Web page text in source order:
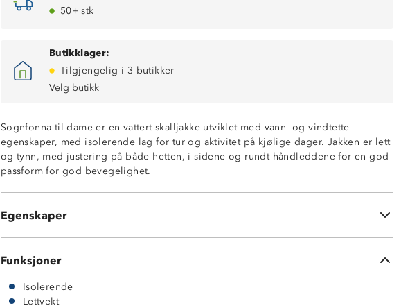
50+ stk
Butikklager:
Tilgjengelig i 3 butikker
Velg butikk
Sognfonna til dame er en vattert skalljakke utviklet med vann- og vindtette
egenskaper, med isolerende lag for tur og aktivitet på kjølige dager. Jakken er lett
og tynn, med justering på både hetten, i sidene og rundt håndleddene for en god
passform for god bevegelighet.
Egenskaper
Fukttransporterende (5 000 g/m2/24t)
Vindtett
Lettvekt
Fast hette med justering rundt ansikt og i bakhodet
Strikkjustering nede i sidene
Funksjoner
Isolerende
Lettvekt